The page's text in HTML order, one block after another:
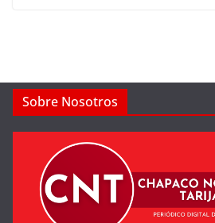
Sobre Nosotros